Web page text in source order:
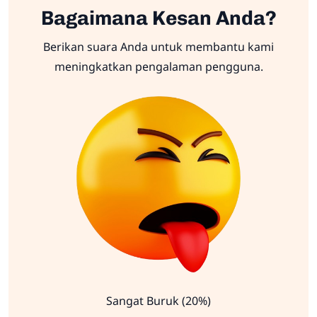
Bagaimana Kesan Anda?
Berikan suara Anda untuk membantu kami
meningkatkan pengalaman pengguna.
Sangat Buruk (20%)